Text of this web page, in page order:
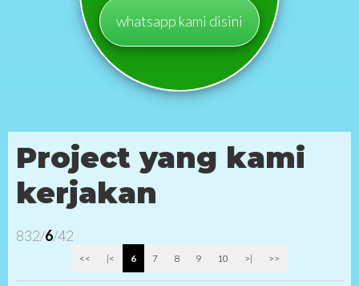
whatsapp kami disini
Project yang kami
kerjakan
832/6/42
<< |< 6 7 8 9 10 >| >>